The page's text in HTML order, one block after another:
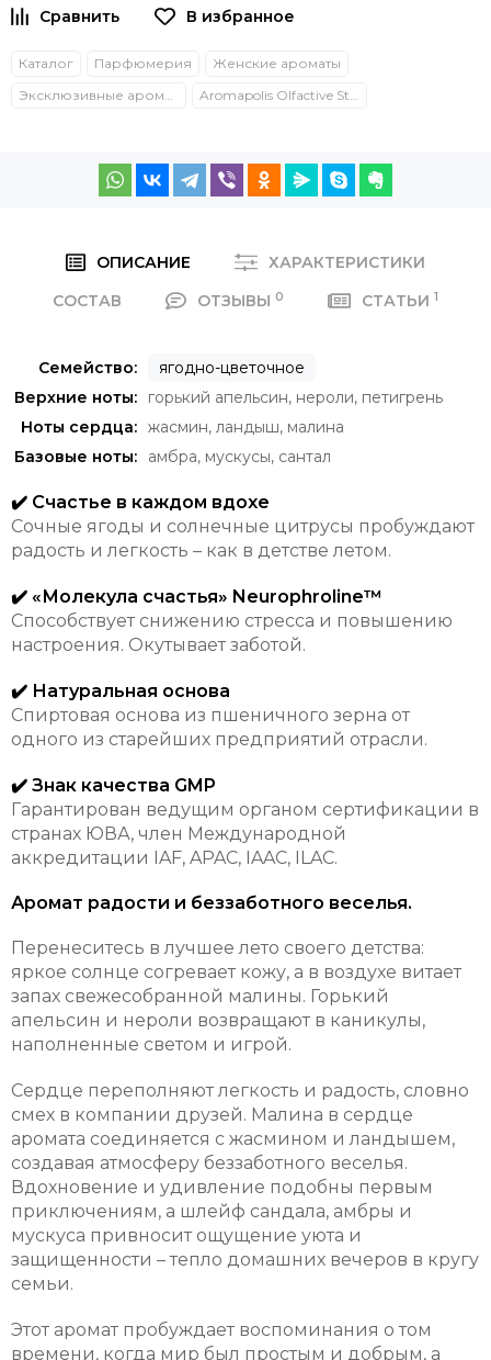
Каталог Парфюмерия
Женские ароматы
Эксклюзивные ароматы
Aromapolis Olfactive Studio
ОПИСАНИЕ
ХАРАКТЕРИСТИКИ
СОСТАВ
ОТЗЫВЫ 0 СТАТЬИ 1
Семейство:
ягодно-цветочное
Верхние ноты:
горький апельсин, нероли, петигрень
Ноты сердца: жасмин, ландыш, малина
Базовые ноты:
амбра, мускусы, сантал
✔️ Счастье в каждом вдохе
Сочные ягоды и солнечные цитрусы пробуждают
радость и легкость – как в детстве летом.
✔️ «Молекула счастья» Neurophroline™
Способствует снижению стресса и повышению
настроения. Окутывает заботой.
✔️ Натуральная основа
Спиртовая основа из пшеничного зерна от
одного из старейших предприятий отрасли.
✔️ Знак качества GMP
Гарантирован ведущим органом сертификации в
странах ЮВА, член Международной
аккредитации IAF, APAC, IAAC, ILAC.
Аромат радости и беззаботного веселья.
Перенеситесь в лучшее лето своего детства:
яркое солнце согревает кожу, а в воздухе витает
запах свежесобранной малины. Горький
апельсин и нероли возвращают в каникулы,
наполненные светом и игрой.
Сердце переполняют легкость и радость, словно
смех в компании друзей. Малина в сердце
аромата соединяется с жасмином и ландышем,
создавая атмосферу беззаботного веселья.
Вдохновение и удивление подобны первым
приключениям, а шлейф сандала, амбры и
мускуса привносит ощущение уюта и
защищенности – тепло домашних вечеров в кругу
семьи.
Этот аромат пробуждает воспоминания о том
времени, когда мир был простым и добрым, а